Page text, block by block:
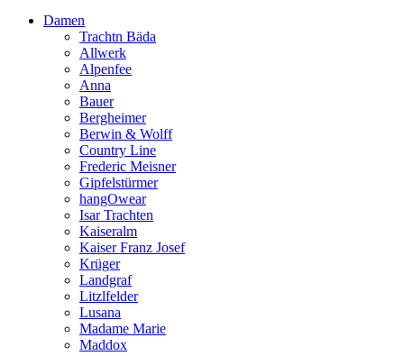
Damen
Trachtn Bäda
Allwerk
Alpenfee
Anna
Bauer
Bergheimer
Berwin & Wolff
Country Line
Frederic Meisner
Gipfelstürmer
hangOwear
Isar Trachten
Kaiseralm
Kaiser Franz Josef
Krüger
Landgraf
Litzlfelder
Lusana
Madame Marie
Maddox